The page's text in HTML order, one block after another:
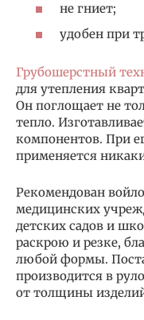
не гниет;
удобен при
Грубошерстный
для утепления
Он поглощает не
тепло.
компонентов. При
применяется
Рекомендован
медицинских
детских садов и
раскрою и резке,
любой формы.
производится в
от толщины